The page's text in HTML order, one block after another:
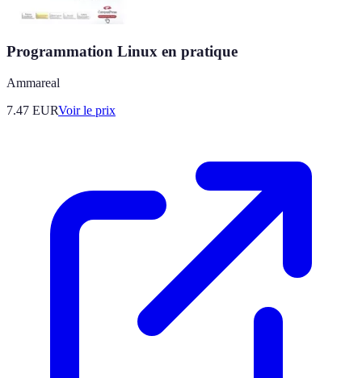
Programmation Linux en pratique
Ammareal
7.47 EURVoir le prix